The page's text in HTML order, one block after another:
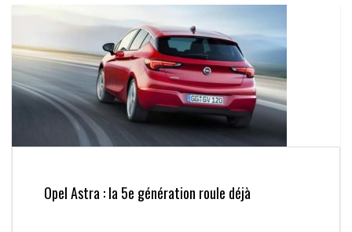
Opel Astra : la 5e génération roule déjà